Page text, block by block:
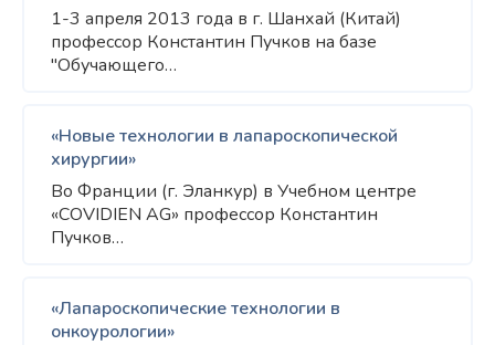
1-3 апреля 2013 года в г. Шанхай (Китай)
профессор Константин Пучков на базе
"Обучающего…
«Новые технологии в лапароскопической
хирургии»
Во Франции (г. Эланкур) в Учебном центре
«COVIDIEN AG» профессор Константин
Пучков…
«Лапароскопические технологии в
онкоурологии»